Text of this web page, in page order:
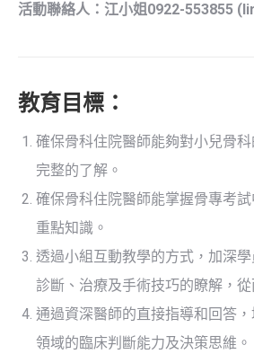
活動聯絡人：江小姐0922-553855
教育目標：
確保骨科住院醫師能夠對小兒骨
完整的了解。
確保骨科住院醫師能掌握骨專考
重點知識。
透過小組互動教學的方式，加深
診斷、治療及手術技巧的瞭解，從
通過資深醫師的直接指導和回答
領域的臨床判斷能力及決策思維。